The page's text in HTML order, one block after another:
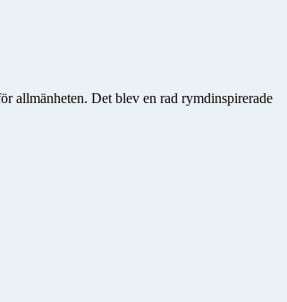
allmänheten. Det blev en rad rymdinspirerade